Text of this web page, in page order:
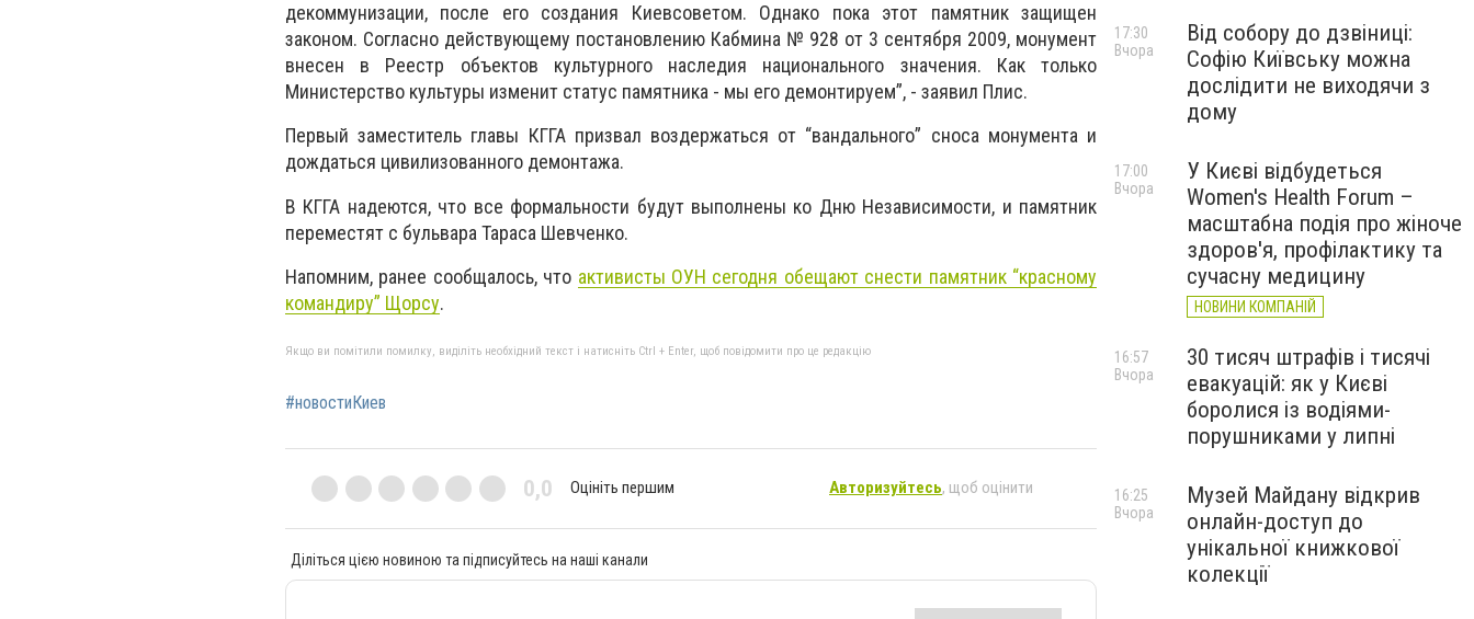
декоммунизации, после его создания Киевсоветом. Однако пока этот памятник защищен
законом. Согласно действующему постановлению Кабмина № 928 от 3 сентября 2009, монумент
внесен в Реестр объектов культурного наследия национального значения. Как только
Министерство культуры изменит статус памятника - мы его демонтируем”, - заявил Плис.
Первый заместитель главы КГГА призвал воздержаться от “вандального” сноса монумента и
дождаться цивилизованного демонтажа.
В КГГА надеются, что все формальности будут выполнены ко Дню Независимости, и памятник
переместят с бульвара Тараса Шевченко.
Напомним, ранее сообщалось, что активисты ОУН сегодня обещают снести памятник “красному
командиру” Щорсу.
Якщо ви помітили помилку, виділіть необхідний текст і натисніть Ctrl + Enter, щоб повідомити про це редакцію
#новостиКиев
0,0 Оцініть першим Авторизуйтесь, щоб оцінити
Діліться цією новиною та підписуйтесь на наші канали
Від собору до дзвіниці:
Софію Київську можна
дослідити не виходячи з
дому
17:30
Вчора
У Києві відбудеться
Women's Health Forum –
масштабна подія про жіноче
здоров'я, профілактику та
сучасну медицину
НОВИНИ КОМПАНІЙ
17:00
Вчора
30 тисяч штрафів і тисячі
евакуацій: як у Києві
боролися із водіями-
порушниками у липні
16:57
Вчора
Музей Майдану відкрив
онлайн-доступ до
унікальної книжкової
колекції
16:25
Вчора